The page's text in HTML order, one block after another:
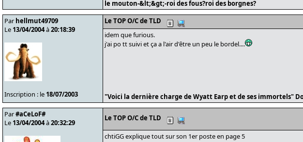
le mouton-&lt;&gt;-roi des fous?roi des borgnes?
Par hellmut49709
Le 13/04/2004à20:18:39
Inscription : le 18/07/2003
Le TOP O/C de TLD
idem que furious.
j'ai po tt suivi et ça a l'air d'être un peu le bordel....
"Voici la dernière charge de Wyatt Earp et de ses immortels"
Par#aCeLoF#
Le 13/04/2004à20:32:29
Le TOP O/C de TLD
chtiGG explique tout sur son 1er poste en page 5